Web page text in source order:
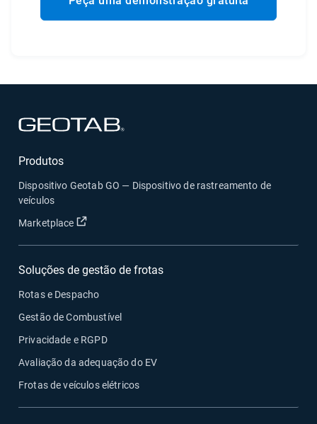
Produtos
Dispositivo Geotab GO — Dispositivo de rastreamento de
veículos
Marketplace
Abrir numa nova janela
Soluções de gestão de frotas
Rotas e Despacho
Gestão de Combustível
Privacidade e RGPD
Avaliação da adequação do EV
Frotas de veículos elétricos